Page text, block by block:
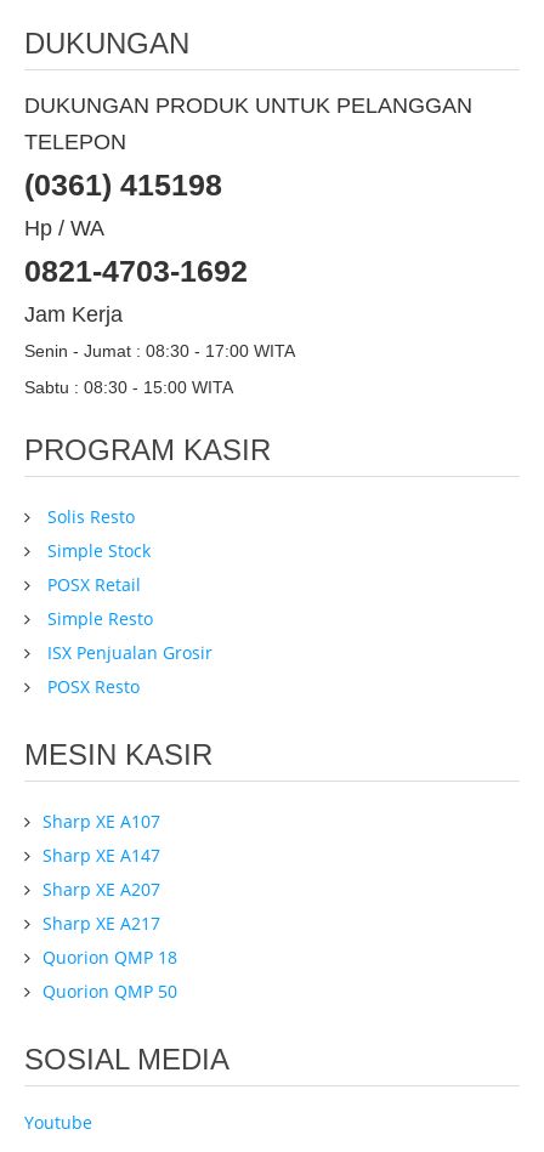
DUKUNGAN
DUKUNGAN PRODUK UNTUK PELANGGAN
TELEPON
(0361) 415198
Hp / WA
0821-4703-1692
Jam Kerja
Senin - Jumat : 08:30 - 17:00 WITA
Sabtu : 08:30 - 15:00 WITA
PROGRAM KASIR
Solis Resto
Simple Stock
POSX Retail
Simple Resto
ISX Penjualan Grosir
POSX Resto
MESIN KASIR
Sharp XE A107
Sharp XE A147
Sharp XE A207
Sharp XE A217
Quorion QMP 18
Quorion QMP 50
SOSIAL MEDIA
Youtube